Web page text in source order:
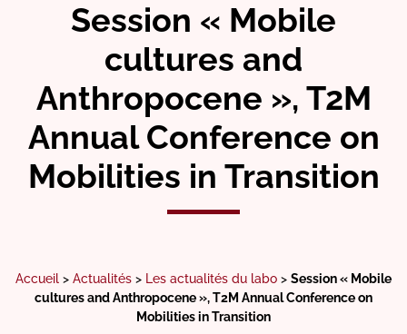
Session « Mobile
cultures and
Anthropocene », T2M
Annual Conference on
Mobilities in Transition
Accueil > Actualités > Les actualités du labo > Session « Mobile
cultures and Anthropocene », T2M Annual Conference on
Mobilities in Transition